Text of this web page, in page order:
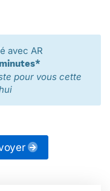
avec AR
pour vous cette